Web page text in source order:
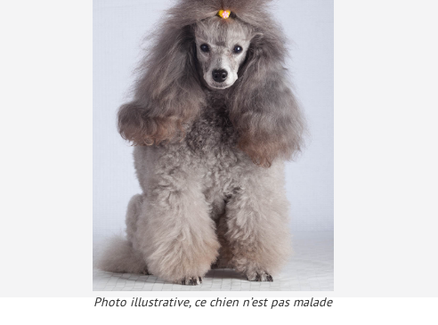
Photo illustrative, ce chien n’est pas malade